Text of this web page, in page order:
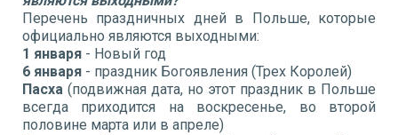
Перечень праздничных дней в Польше, которые
официально являются выходными:
1 января - Новый год
6 января - праздник Богоявления (Трех Королей)
Пасха (подвижная дата, но этот праздник в Польше
всегда приходится на воскресенье, во второй
половине марта или в апреле)